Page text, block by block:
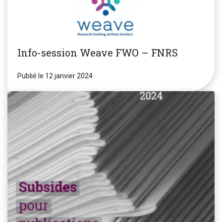
Info-session Weave FWO – FNRS
Publié le 12 janvier 2024